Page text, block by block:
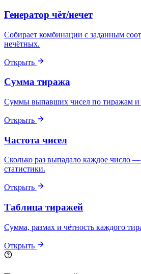
Генератор чёт/нечет
Собирает комбинации с заданным
нечётных.
Открыть
Сумма тиража
Суммы выпавших чисел по тиражам и
Открыть
Частота чисел
Сколько раз выпадало каждое число —
статистики.
Открыть
Таблица тиражей
Сумма, размах и чётность каждого
Открыть